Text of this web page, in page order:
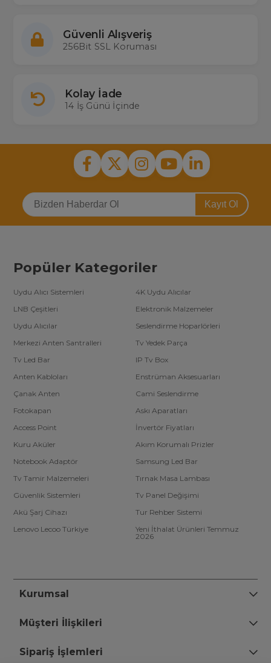
Güvenli Alışveriş
256Bit SSL Koruması
Kolay İade
14 İş Günü İçinde
Kayıt Ol
Popüler Kategoriler
Uydu Alıcı Sistemleri
4K Uydu Alıcılar
LNB Çeşitleri
Elektronik Malzemeler
Uydu Alıcılar
Seslendirme Hoparlörleri
Merkezi Anten Santralleri
Tv Yedek Parça
Tv Led Bar
IP Tv Box
Anten Kabloları
Enstrüman Aksesuarları
Çanak Anten
Cami Seslendirme
Fotokapan
Askı Aparatları
Access Point
İnvertör Fiyatları
Kuru Aküler
Akım Korumalı Prizler
Notebook Adaptör
Samsung Led Bar
Tv Tamir Malzemeleri
Tırnak Masa Lambası
Güvenlik Sistemleri
Tv Panel Değişimi
Akü Şarj Cihazı
Tur Rehber Sistemi
Lenovo Lecoo Türkiye
Yeni İthalat Ürünleri Temmuz
2026
Kurumsal
Müşteri İlişkileri
Sipariş İşlemleri